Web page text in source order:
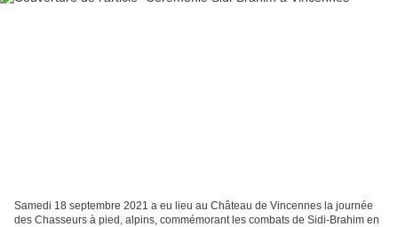
Samedi 18 septembre 2021 a eu lieu au Château de Vincennes la journée
des Chasseurs à pied, alpins, commémorant les combats de Sidi-Brahim en